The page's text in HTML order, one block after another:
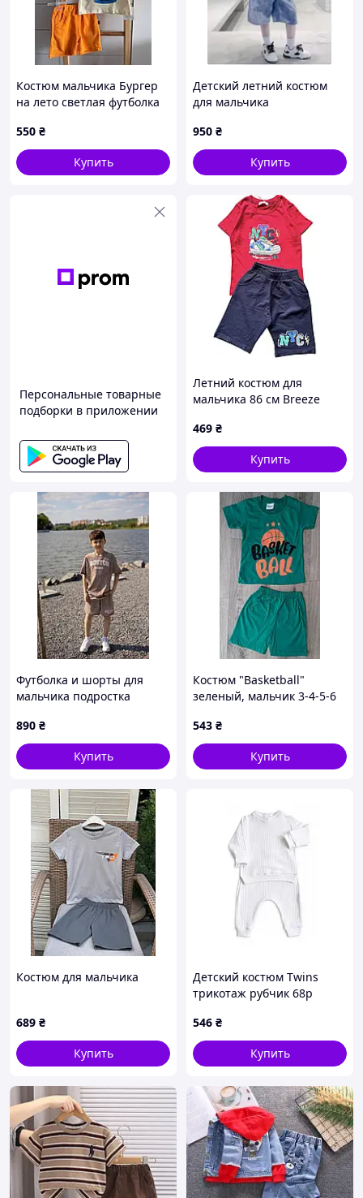
Костюм мальчика Бургер
на лето светлая футболка
550 ₴
Купить
Детский летний костюм
для мальчика
950 ₴
Купить
Персональные товарные
подборки в приложении
Летний костюм для
мальчика 86 см Breeze
469 ₴
Купить
Футболка и шорты для
мальчика подростка
890 ₴
Купить
Костюм "Basketball"
зеленый, мальчик 3-4-5-6
543 ₴
Купить
Костюм для мальчика
689 ₴
Купить
Детский костюм Twins
трикотаж рубчик 68р
546 ₴
Купить